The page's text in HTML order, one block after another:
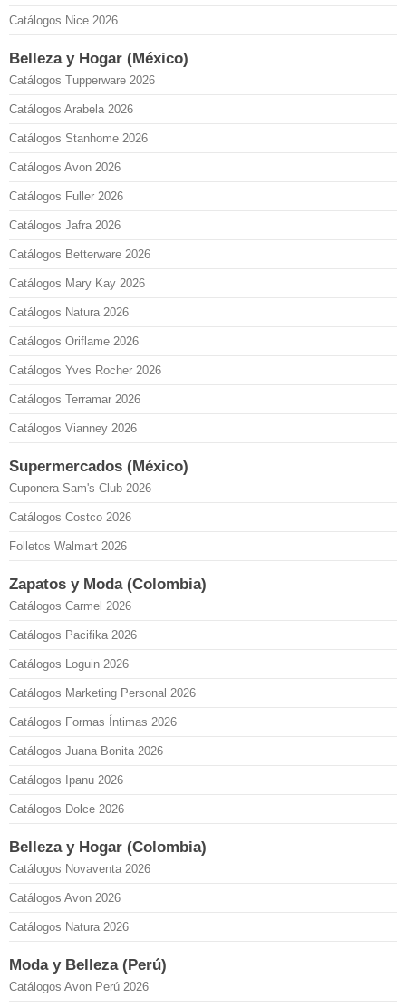
Catálogos Nice 2026
Belleza y Hogar (México)
Catálogos Tupperware 2026
Catálogos Arabela 2026
Catálogos Stanhome 2026
Catálogos Avon 2026
Catálogos Fuller 2026
Catálogos Jafra 2026
Catálogos Betterware 2026
Catálogos Mary Kay 2026
Catálogos Natura 2026
Catálogos Oriflame 2026
Catálogos Yves Rocher 2026
Catálogos Terramar 2026
Catálogos Vianney 2026
Supermercados (México)
Cuponera Sam's Club 2026
Catálogos Costco 2026
Folletos Walmart 2026
Zapatos y Moda (Colombia)
Catálogos Carmel 2026
Catálogos Pacifika 2026
Catálogos Loguin 2026
Catálogos Marketing Personal 2026
Catálogos Formas Íntimas 2026
Catálogos Juana Bonita 2026
Catálogos Ipanu 2026
Catálogos Dolce 2026
Belleza y Hogar (Colombia)
Catálogos Novaventa 2026
Catálogos Avon 2026
Catálogos Natura 2026
Moda y Belleza (Perú)
Catálogos Avon Perú 2026